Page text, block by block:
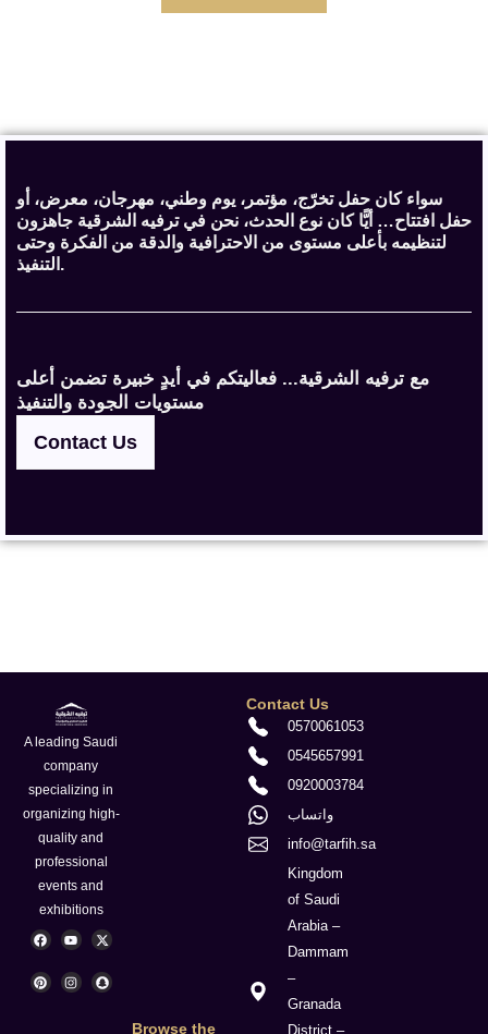
سواء كان حفل تخرّج، مؤتمر، يوم وطني، مهرجان، معرض، أو
حفل افتتاح… أيًّا كان نوع الحدث، نحن في ترفيه الشرقية جاهزون
لتنظيمه بأعلى مستوى من الاحترافية والدقة من الفكرة وحتى
التنفيذ.
مع ترفيه الشرقية... فعاليتكم في أيدٍ خبيرة تضمن أعلى
مستويات الجودة والتنفيذ
Contact Us
A leading Saudi
company
specializing in
organizing high-
quality and
professional
events and
exhibitions
F
a
c
b
o
Y
o
u
u
b
X
-
t
i
t
P
i
n
e
r
I
n
s
a
g
S
n
a
c
h
Browse the
Contact Us
0570061053
0545657991
0920003784
واتساب
info@tarfih.sa
Kingdom
of Saudi
Arabia –
Dammam
–
Granada
District –